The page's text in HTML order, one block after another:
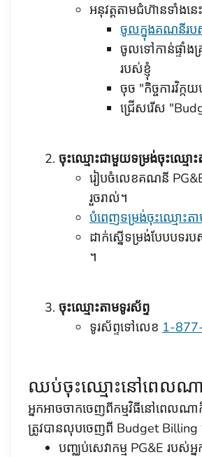
អនុវត្តតាមជំហ៊ានទាំងនេ
ចូលក្នុង​គណនី​រប
ចូលទៅកាន់ផ្ទាំ
របស់ខ្ញុំ
ចុច "កិច្ចការវិក្
ជ្រើសរើស
ចុះឈ្មោះជាមួយទម្រង់ចុះឈ្មោ
រៀបចំលេខគណនី
រួចរាល់។
បំពេញទម្រង់ចុះឈ្មោះ
ដាក់ស្នើទម្រង់បែបបទរ
។
ចុះឈ្មោះតាមទូរស័ព្ទ
ទូរស័ព្ទទៅលេខ 1-
ឈប់ចុះឈ្មោះនៅពេលណ
អ្នកអាចចាកចេញពីកម្មវិធីនៅពេលណា
ត្រូវបានលុបចេញពី Budget Billing
បញ្ឈប់សេវាកម្ម PG&E របស់អ្